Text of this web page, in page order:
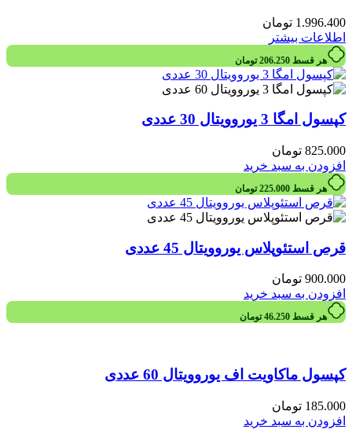
1.996.400 تومان
اطلاعات بیشتر
هر قسط 206.250 تومان
کپسول امگا 3 یوروویتال 30 عددی
825.000 تومان
افزودن به سبد خرید
هر قسط 225.000 تومان
قرص استئوپلاس یوروویتال 45 عددی
900.000 تومان
افزودن به سبد خرید
هر قسط 46.250 تومان
کپسول ماکاویت اف یوروویتال 60 عددی
185.000 تومان
افزودن به سبد خرید